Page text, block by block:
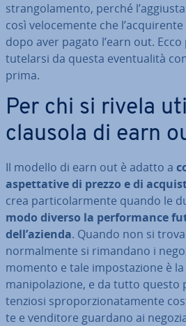
stran­go­la­men­to, perché
così ve­lo­ce­men­te che
dopo aver pagato l’earn out.
tutelarsi da questa even­tua­li­tà
prima.
Per chi si rivela
clausola di earn
Il modello di earn out è adatto a
aspet­ta­ti­ve di prezzo e di
crea par­ti­co­lar­men­te quando le
modo diverso la per­for­man­ce
dell’azienda. Quando non si
nor­mal­men­te si rimandano i
momento e tale im­po­sta­zio­ne è
ma­ni­po­la­zio­ne, e da tutto
ten­zio­si spro­por­zio­na­ta­men­te
te e venditore guardano ai